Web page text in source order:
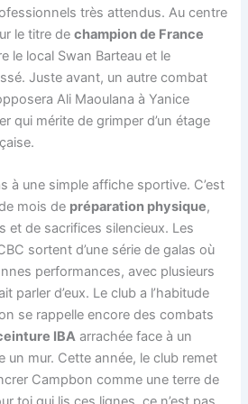
très attendus. Au centre
le titre dechampion de France
le local Swan Barteau et le
Juste avant, un autre combat
Ali Maoulana à Yanice
qui mérite de grimper d’un étage
à une simple affiche sportive. C’est
mois de préparation physique,
et de sacrifices silencieux. Les
sortent d’une série de galas où
performances, avec plusieurs
parler d’eux. Le club a l’habitude
se rappelle encore des combats
IBA arrachée face à un
un mur. Cette année, le club remet
Campbon comme une terre de